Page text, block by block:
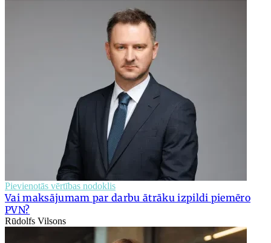
Pievienotās vērtības nodoklis
Vai maksājumam par darbu ātrāku izpildi piemēro
PVN?
Rūdolfs Vilsons